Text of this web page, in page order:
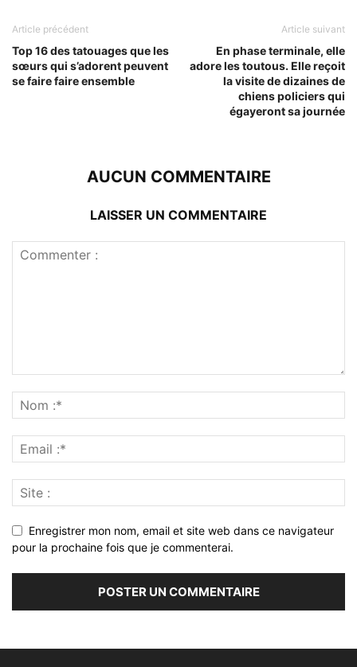
Article précédent
Top 16 des tatouages que les
sœurs qui s’adorent peuvent
se faire faire ensemble
Article suivant
En phase terminale, elle
adore les toutous. Elle reçoit
la visite de dizaines de
chiens policiers qui
égayeront sa journée
AUCUN COMMENTAIRE
LAISSER UN COMMENTAIRE
Enregistrer mon nom, email et site web dans ce navigateur
pour la prochaine fois que je commenterai.